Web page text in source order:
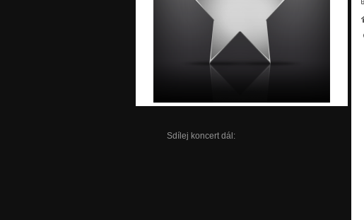
Sdílej koncert dál: